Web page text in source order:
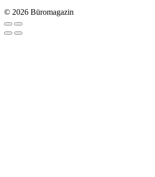
© 2026 Büromagazin